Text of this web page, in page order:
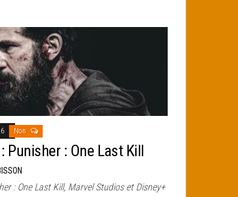
Non
Punisher : One Last Kill
: One Last Kill, Marvel Studios et Disney+